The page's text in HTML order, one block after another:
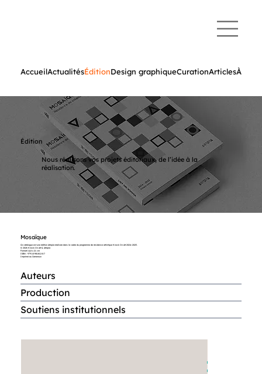
AccueilActualitésÉditionDesign graphiqueCurationArticlesÀ
Mosaïque
Ce catalogue est une édition Artopia réalisée dans le cadre du programme de résidence artistique Knock On Art 2024–2025.
© 2026 Knock On Art & Artopia
Format 14,8 x 21 cm
ISBN : 979-10-981812-0-7
Imprimé au Cameroun
Auteurs
Production
Soutiens institutionnels
Édition
Nous réalisons vos projets éditoriaux, de l’idée à la
réalisation.